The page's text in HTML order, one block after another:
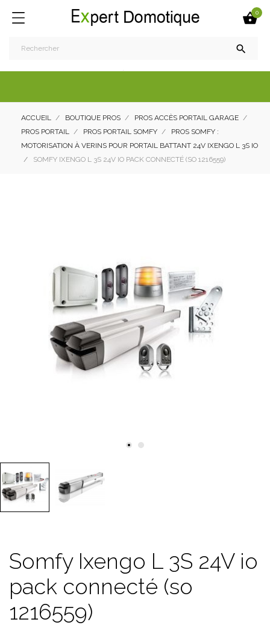
0

ACCUEIL BOUTIQUE PROS
PROS ACCÈS PORTAIL GARAGE
PROS PORTAIL
PROS PORTAIL SOMFY
PROS SOMFY :
MOTORISATION À VERINS POUR PORTAIL BATTANT 24V IXENGO L 3S IO
SOMFY IXENGO L 3S 24V IO PACK CONNECTÉ (SO 1216559)
Somfy Ixengo L 3S 24V io
pack connecté (so
1216559)